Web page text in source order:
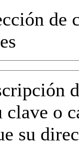
de
o
su